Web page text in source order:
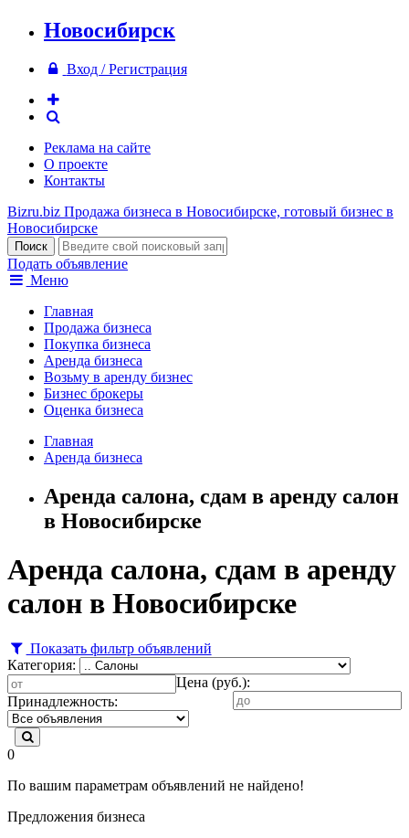
Новосибирск
Вход / Регистрация
Реклама на сайте
О проекте
Контакты
Bizru.biz Продажа бизнеса в Новосибирске, готовый бизнес в
Новосибирске
Подать объявление
Меню
Главная
Продажа бизнеса
Покупка бизнеса
Аренда бизнеса
Возьму в аренду бизнес
Бизнес брокеры
Оценка бизнеса
Главная
Аренда бизнеса
Аренда салона, сдам в аренду салон
в Новосибирске
Аренда салона, сдам в аренду
салон в Новосибирске
Показать фильтр объявлений
Категория:
Цена (руб.):
Принадлежность:
0
По вашим параметрам объявлений не найдено!
Предложения бизнеса